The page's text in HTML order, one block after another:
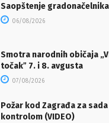
Saopštenje
06/08/2026
Smotra narodnih običaja
točakˮ 7. i 8. avgusta
07/08/2026
Požar kod Zagrađa za
kontrolom (VIDEO)